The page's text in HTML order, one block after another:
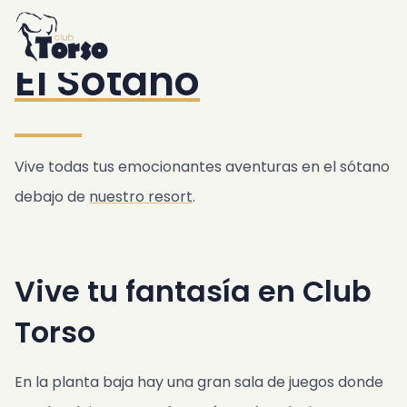
Alojamiento
Resort
Piscina y Jacuzzi
Desayuno
Bar y Bistro
Jardín y relajación
Gimnasio y sauna
Club Torso Concepto
Ubicación
Citas
Home
El Sotano
Vive todas tus emocionantes aventuras en el sótano
debajo de nuestro resort.
Vive tu fantasía en Club
Torso
En la planta baja hay una gran sala de juegos donde